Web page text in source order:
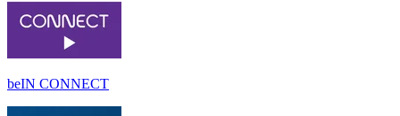
beIN CONNECT